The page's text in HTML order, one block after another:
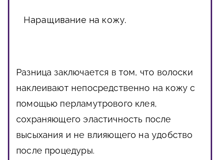
Наращивание на кожу.
Разница заключается в том, что волоски
наклеивают непосредственно на кожу с
помощью перламутрового клея,
сохраняющего эластичность после
высыхания и не влияющего на удобство
после процедуры.